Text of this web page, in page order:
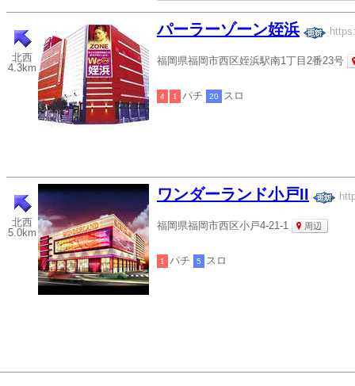
北西
4.3km
パーラーゾーン姪浜
福岡県福岡市西区姪浜駅南1丁目2番23号
4 1 パチ 20 スロ
北西
5.0km
ワンダーランド小戸II
福岡県福岡市西区小戸4-21-1 周辺
1 パチ 5 スロ